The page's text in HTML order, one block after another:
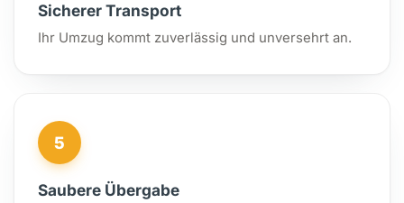
Sicherer Transport
Ihr Umzug kommt zuverlässig und unversehrt an.
5
Saubere Übergabe